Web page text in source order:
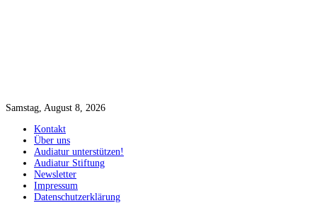
Samstag, August 8, 2026
Kontakt
Über uns
Audiatur unterstützen!
Audiatur Stiftung
Newsletter
Impressum
Datenschutzerklärung